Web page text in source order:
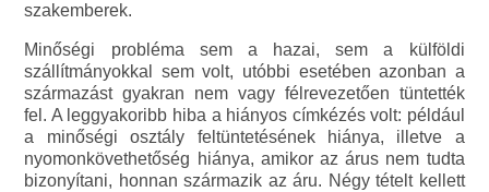
szakemberek.
Minőségi probléma sem a hazai, sem a külföldi
szállítmányokkal sem volt, utóbbi esetében azonban a
származást gyakran nem vagy félrevezetően tüntették
fel. A leggyakoribb hiba a hiányos címkézés volt: például
a minőségi osztály feltüntetésének hiánya, illetve a
nyomonkövethetőség hiánya, amikor az árus nem tudta
bizonyítani, honnan származik az áru. Négy tételt kellett